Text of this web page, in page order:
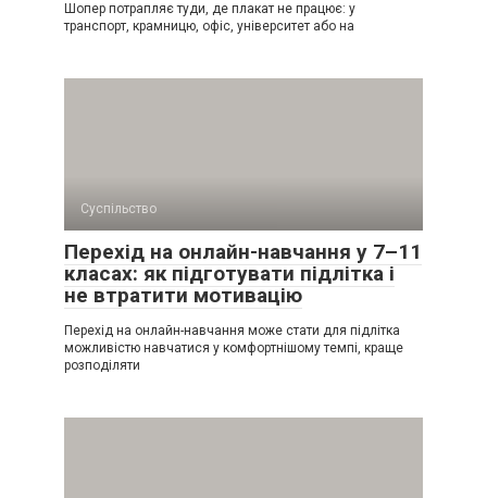
Шопер потрапляє туди, де плакат не працює: у
транспорт, крамницю, офіс, університет або на
Суспільство
Перехід на онлайн-навчання у 7–11
класах: як підготувати підлітка і
не втратити мотивацію
Перехід на онлайн-навчання може стати для підлітка
можливістю навчатися у комфортнішому темпі, краще
розподіляти